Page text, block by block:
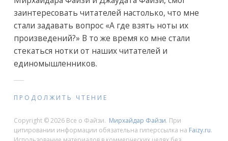
заинтересовать читателей настолько, что мне
стали задавать вопрос «А где взять ноты их
произведений?» В то же время ко мне стали
стекаться нотки от наших читателей и
единомышленников.
ПРОДОЛЖИТЬ ЧТЕНИЕ
Copyright © 2026 Все о Файзи. Мирхайдар Файзи. При
цитировании информации обязательна гиперссылка на Faizy.ru.